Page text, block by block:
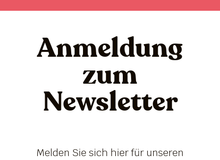
Anmeldung
zum
Newsletter
Melden Sie sich hier für unseren